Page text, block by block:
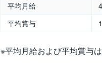
平均月給
平均賞与
※平均月給および平均賞与